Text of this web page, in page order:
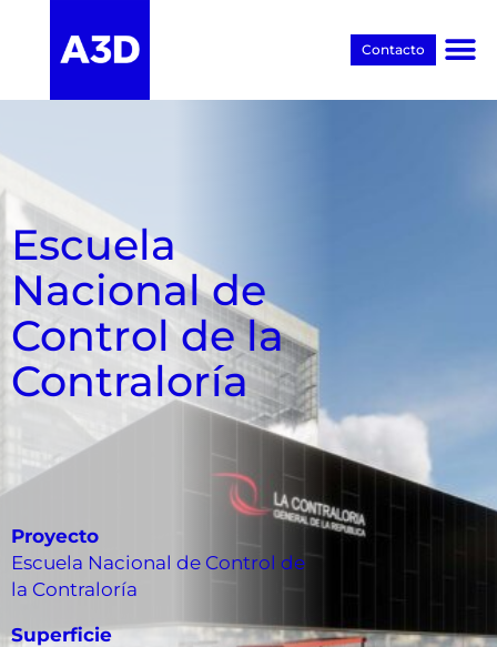
Contacto
Escuela
Nacional de
Control de la
Contraloría
Proyecto
Escuela Nacional de Control de
la Contraloría
Superficie